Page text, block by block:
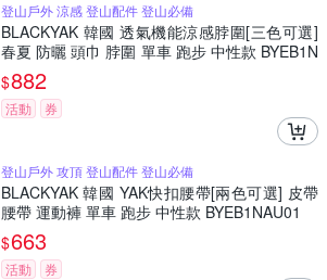
登山戶外 涼感 登山配件 登山必備
BLACKYAK 韓國 透氣機能涼感脖圍[三色可選]
春夏 防曬 頭巾 脖圍 單車 跑步 中性款 BYEB1N
AP02
$882
活動 券
登山戶外 攻頂 登山配件 登山必備
BLACKYAK 韓國 YAK快扣腰帶[兩色可選] 皮帶
腰帶 運動褲 單車 跑步 中性款 BYEB1NAU01
$663
活動 券